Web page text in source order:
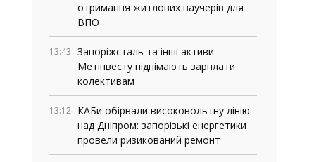
отримання житлових ваучерів для
ВПО
13:43 Запоріжсталь та інші активи
Метінвесту піднімають зарплати
колективам
13:12 КАБи обірвали високовольтну лінію
над Дніпром: запорізькі енергетики
провели ризикований ремонт